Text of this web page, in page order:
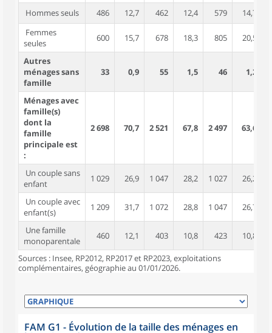
Hommes seuls 486 12,7 462 12,4 579
14,7
Femmes
seules
600 15,7 678 18,3 805 20,5
Autres
ménages sans
famille
33 0,9 55 1,5 46 1,2
Ménages avec
famille(s)
dont la
famille
principale est
:
2 698 70,7 2 521 67,8 2 497 63,6
Un couple sans
enfant
1 029 26,9 1 047 28,2 1 027 26,2
Un couple avec
enfant(s)
1 209 31,7 1 072 28,8 1 047 26,7
Une famille
monoparentale
460 12,1 403 10,8 423 10,8
Sources : Insee, RP2012, RP2017 et RP2023, exploitations
complémentaires, géographie au 01/01/2026.
FAM G1 - Évolution de la taille des ménages en